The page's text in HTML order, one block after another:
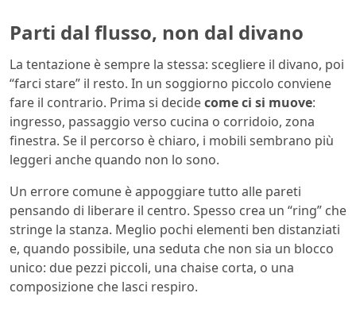
Parti dal flusso, non dal divano
La tentazione è sempre la stessa: scegliere il divano, poi
“farci stare” il resto. In un soggiorno piccolo conviene
fare il contrario. Prima si decidecome ci si muove:
ingresso, passaggio verso cucina o corridoio, zona
finestra. Se il percorso è chiaro, i mobili sembrano più
leggeri anche quando non lo sono.
Un errore comune è appoggiare tutto alle pareti
pensando di liberare il centro. Spesso crea un “ring” che
stringe la stanza. Meglio pochi elementi ben distanziati
e, quando possibile, una seduta che non sia un blocco
unico: due pezzi piccoli, una chaise corta, o una
composizione che lasci respiro.